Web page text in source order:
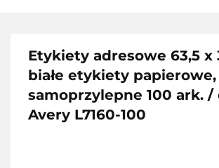
Etykiety adresowe 63,5 x
białe etykiety
samoprzylepne 100 ark. /
Avery L7160-100